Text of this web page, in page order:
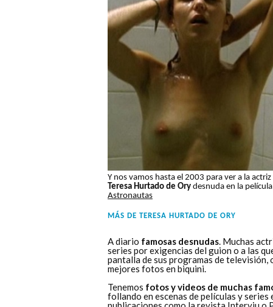
Y nos vamos hasta el 2003 para ver a la actriz
Teresa Hurtado de Ory desnuda en la película
Astronautas
MÁS DE TERESA HURTADO DE ORY
A diario famosas desnudas. Muchas
series por exigencias del guion o a las
pantalla de sus programas de televisión,
mejores fotos en biquini.
Tenemos fotos y videos de muchas
follando en escenas de películas y